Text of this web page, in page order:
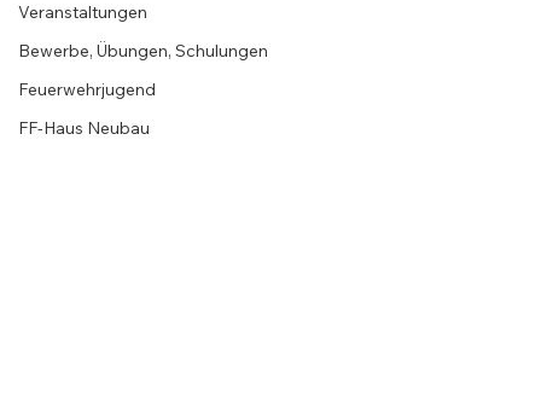
Veranstaltungen
Bewerbe, Übungen, Schulungen
Feuerwehrjugend
FF-Haus Neubau